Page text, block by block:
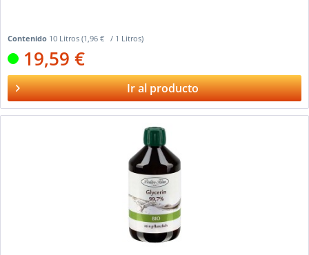
Contenido 10 Litros(1,96 € / 1 Litros)
19,59 €
Ir al producto